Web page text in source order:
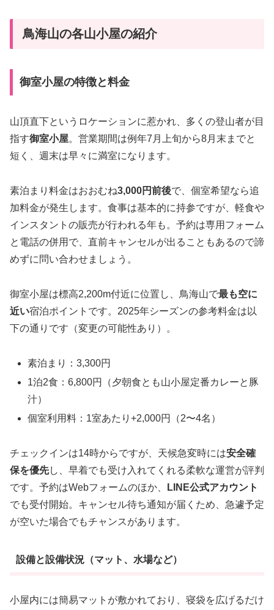
鳥海山の各山小屋の紹介
御室小屋の特徴と料金
山頂直下というロケーションに惹かれ、多くの登山者が目
指す御室小屋。営業期間は例年7月上旬から8月末までと
短く、週末は早々に満室になります。
素泊まり料金はおおむね3,000円前後で、個室希望なら追
加料金が発生します。食事は基本的に持参ですが、軽食や
インスタントの販売が行われる年も。予約は専用フォーム
と電話の併用で、直前キャンセルが出ることもあるので諦
めずに問い合わせましょう。
御室小屋は標高2,200m付近に位置し、鳥海山で最も空に
近い宿泊ポイントです。2025年シーズンの参考料金は以
下の通りです（変更の可能性あり）。
素泊まり：3,300円
1泊2食：6,800円（夕朝食とも山小屋定番カレーと豚
汁）
個室利用料：1室あたり+2,000円（2〜4名）
チェックインは14時からですが、天候急変時には安全確
保を優先し、早着でも受け入れてくれる柔軟な運営が評判
です。予約はWebフォームのほか、
LINE公式アカウント
でも受付開始。キャンセル待ち通知が届くため、急遽予定
が空いた場合でもチャンスがあります。
設備と設備状況（マット、水場など）
小屋内には簡易マットが敷かれており、寝袋を広げるだけ